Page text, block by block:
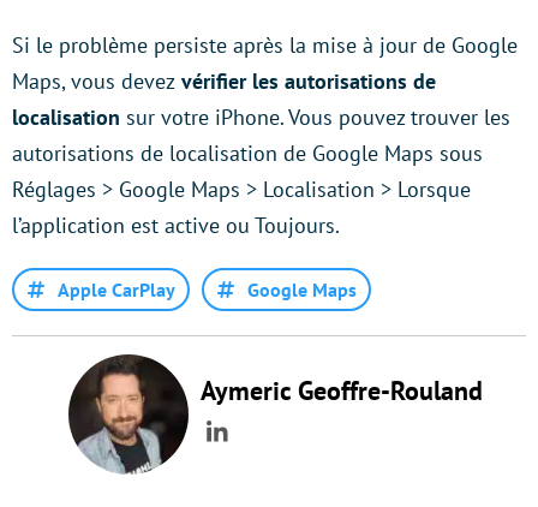
Si le problème persiste après la mise à jour de Google
Maps, vous devez vérifier les autorisations de
localisation sur votre iPhone. Vous pouvez trouver les
autorisations de localisation de Google Maps sous
Réglages > Google Maps > Localisation > Lorsque
l’application est active ou Toujours.
Apple CarPlay Google Maps
Aymeric Geoffre-Rouland
LinkedIn